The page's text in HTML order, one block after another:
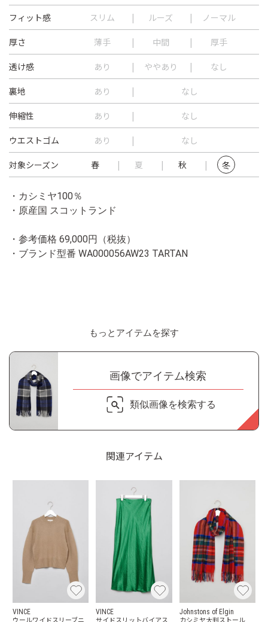
フィット感 スリム ルーズ ノーマル
厚さ 薄手 中間 厚手
透け感 あり ややあり なし
裏地 あり なし
伸縮性 あり なし
ウエストゴム あり なし
対象シーズン 春 夏 秋 冬
・カシミヤ100％
・原産国 スコットランド
・参考価格 69,000円（税抜）
・ブランド型番 WA000056AW23 TARTAN
もっとアイテムを探す
画像でアイテム検索
類似画像を検索する
関連アイテム
VINCE
ウールワイドスリーブニ
VINCE
サイドスリッ卜バイアス
Johnstons of Elgin
カシミヤ大判ストール